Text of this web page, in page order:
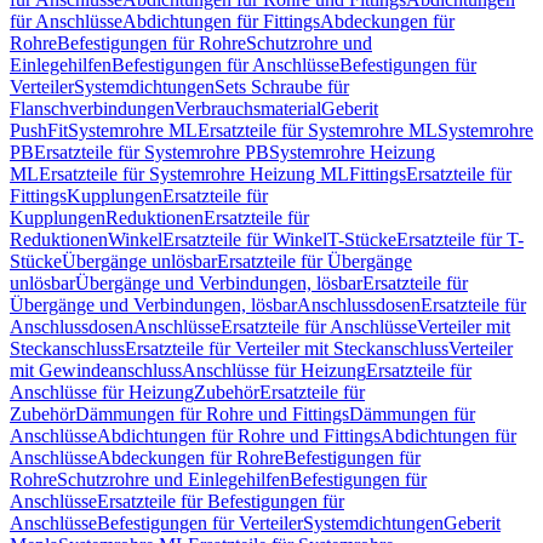
für AnschlüsseAbdichtungen für FittingsAbdeckungen für
RohreBefestigungen für RohreSchutzrohre und
EinlegehilfenBefestigungen für AnschlüsseBefestigungen für
VerteilerSystemdichtungenSets Schraube für
FlanschverbindungenVerbrauchsmaterialGeberit
PushFitSystemrohre MLErsatzteile für Systemrohre MLSystemrohre
PBErsatzteile für Systemrohre PBSystemrohre Heizung
MLErsatzteile für Systemrohre Heizung MLFittingsErsatzteile für
FittingsKupplungenErsatzteile für
KupplungenReduktionenErsatzteile für
ReduktionenWinkelErsatzteile für WinkelT-StückeErsatzteile für T-
StückeÜbergänge unlösbarErsatzteile für Übergänge
unlösbarÜbergänge und Verbindungen, lösbarErsatzteile für
Übergänge und Verbindungen, lösbarAnschlussdosenErsatzteile für
AnschlussdosenAnschlüsseErsatzteile für AnschlüsseVerteiler mit
SteckanschlussErsatzteile für Verteiler mit SteckanschlussVerteiler
mit GewindeanschlussAnschlüsse für HeizungErsatzteile für
Anschlüsse für HeizungZubehörErsatzteile für
ZubehörDämmungen für Rohre und FittingsDämmungen für
AnschlüsseAbdichtungen für Rohre und FittingsAbdichtungen für
AnschlüsseAbdeckungen für RohreBefestigungen für
RohreSchutzrohre und EinlegehilfenBefestigungen für
AnschlüsseErsatzteile für Befestigungen für
AnschlüsseBefestigungen für VerteilerSystemdichtungenGeberit